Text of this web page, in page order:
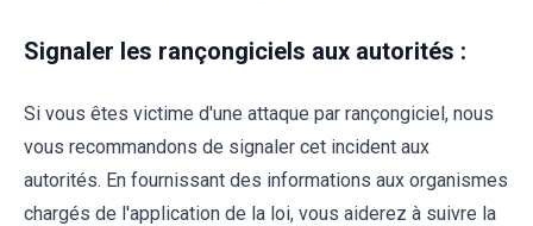
Signaler les rançongiciels aux autorités :
Si vous êtes victime d'une attaque par rançongiciel, nous
vous recommandons de signaler cet incident aux
autorités. En fournissant des informations aux organismes
chargés de l'application de la loi, vous aiderez à suivre la